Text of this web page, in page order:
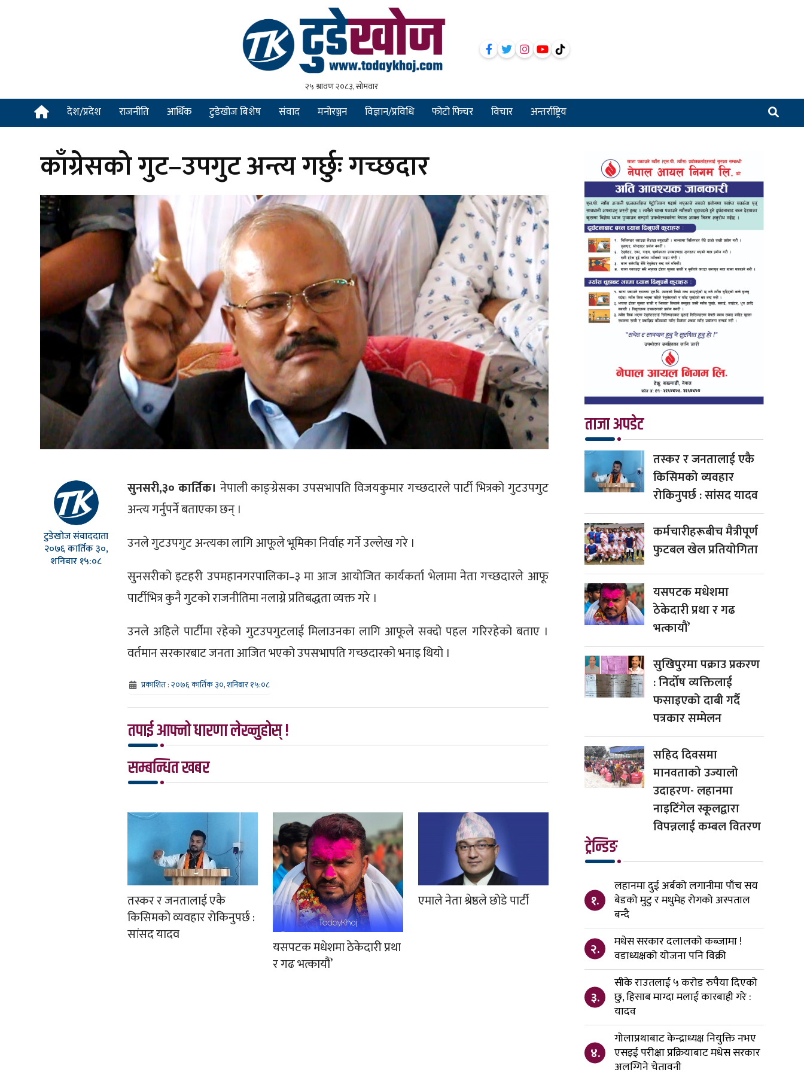
देश/प्रदेश राजनीति आर्थिक टुडेखोज बिशेष संवाद मनोरञ्जन विज्ञान/प्रविधि फोटो फिचर विचार अन्तर्राष्ट्रिय
काँग्रेसको गुट–उपगुट अन्त्य गर्छुः गच्छदार
टुडेखोज संवाददाता
२०७६ कार्तिक ३०,
शनिबार १५:०८
सुनसरी,३० कार्तिक। नेपाली काङ्ग्रेसका उपसभापति विजयकुमार गच्छदारले पार्टी भित्रको गुटउपगुट
अन्त्य गर्नुपर्ने बताएका छन् ।
उनले गुटउपगुट अन्त्यका लागि आफूले भूमिका निर्वाह गर्ने उल्लेख गरे ।
सुनसरीको इटहरी उपमहानगरपालिका–३ मा आज आयोजित कार्यकर्ता भेलामा नेता गच्छदारले आफू
पार्टीभित्र कुनै गुटको राजनीतिमा नलाग्ने प्रतिबद्धता व्यक्त गरे ।
उनले अहिले पार्टीमा रहेको गुटउपगुटलाई मिलाउनका लागि आफूले सक्दो पहल गरिरहेको बताए ।
वर्तमान सरकारबाट जनता आजित भएको उपसभापति गच्छदारको भनाइ थियो ।
प्रकाशित : २०७६ कार्तिक ३०, शनिबार १५:०८
तपाई आफ्नो धारणा लेख्नुहोस् !
सम्बन्धित खबर
तस्कर र जनतालाई एकै
किसिमको व्यवहार रोकिनुपर्छ :
सांसद यादव
यसपटक मधेशमा ठेकेदारी प्रथा
र गढ भत्कायौं’
एमाले नेता श्रेष्ठले छोडे पार्टी
ताजा अपडेट
तस्कर र जनतालाई एकै
किसिमको व्यवहार
रोकिनुपर्छ : सांसद यादव
कर्मचारीहरूबीच मैत्रीपूर्ण
फुटबल खेल प्रतियोगिता
यसपटक मधेशमा
ठेकेदारी प्रथा र गढ
भत्कायौं’
सुखिपुरमा पक्राउ प्रकरण
: निर्दोष व्यक्तिलाई
फसाइएको दाबी गर्दै
पत्रकार सम्मेलन
सहिद दिवसमा
मानवताको उज्यालो
उदाहरण- लहानमा
नाइटिंगेल स्कूलद्वारा
विपन्नलाई कम्बल वितरण
ट्रेन्डिङ
१.
लहानमा दुई अर्बको लगानीमा पाँच सय
बेडको मुटु र मधुमेह रोगको अस्पताल
बन्दै
२.
मधेस सरकार दलालको कब्जामा !
वडाध्यक्षको योजना पनि विक्री
३.
सीके राउतलाई ५ करोड रुपैया दिएको
छु, हिसाब माग्दा मलाई कारबाही गरे :
यादव
४.
गोलाप्रथाबाट केन्द्राध्यक्ष नियुक्ति नभए
एसइई परीक्षा प्रक्रियाबाट मधेस सरकार
अलग्गिने चेतावनी